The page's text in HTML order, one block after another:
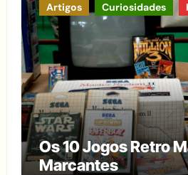
Artigos Curiosidades
Os 10 Jogos Retro
Marcantes